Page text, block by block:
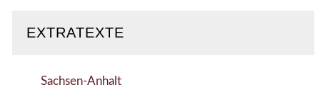
EXTRATEXTE
Sachsen-Anhalt